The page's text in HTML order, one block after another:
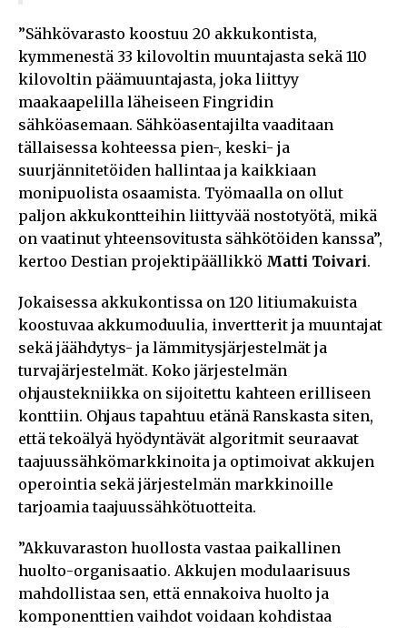
”Sähkövarasto koostuu 20 akkukontista,
kymmenestä 33 kilovoltin muuntajasta sekä 110
kilovoltin päämuuntajasta, joka liittyy
maakaapelilla läheiseen Fingridin
sähköasemaan. Sähköasentajilta vaaditaan
tällaisessa kohteessa pien-, keski- ja
suurjännitetöiden hallintaa ja kaikkiaan
monipuolista osaamista. Työmaalla on ollut
paljon akkukontteihin liittyvää nostotyötä, mikä
on vaatinut yhteensovitusta sähkötöiden kanssa”,
kertoo Destian projektipäällikkö Matti Toivari.
Jokaisessa akkukontissa on 120 litiumakuista
koostuvaa akkumoduulia, invertterit ja muuntajat
sekä jäähdytys- ja lämmitysjärjestelmät ja
turvajärjestelmät. Koko järjestelmän
ohjaustekniikka on sijoitettu kahteen erilliseen
konttiin. Ohjaus tapahtuu etänä Ranskasta siten,
että tekoälyä hyödyntävät algoritmit seuraavat
taajuussähkömarkkinoita ja optimoivat akkujen
operointia sekä järjestelmän markkinoille
tarjoamia taajuussähkötuotteita.
”Akkuvaraston huollosta vastaa paikallinen
huolto-organisaatio. Akkujen modulaarisuus
mahdollistaa sen, että ennakoiva huolto ja
komponenttien vaihdot voidaan kohdistaa